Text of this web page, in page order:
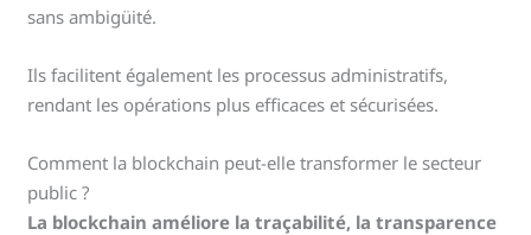
sans ambigüité.
Ils facilitent également les processus administratifs,
rendant les opérations plus efficaces et sécurisées.
Comment la blockchain peut-elle transformer le secteur
public ?
La blockchain améliore la traçabilité, la transparence